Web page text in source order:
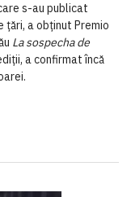
s-au publicat
țări, a obținut Premio
La sospecha de
a confirmat încă